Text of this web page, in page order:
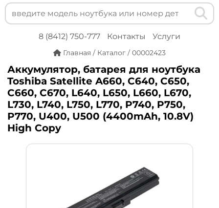
8 (8412) 750-777 Контакты Услуги
Главная / Каталог / 00002423
Аккумулятор, батарея для ноутбука
Toshiba Satellite A660, C640, C650,
C660, C670, L640, L650, L660, L670,
L730, L740, L750, L770, P740, P750,
P770, U400, U500 (4400mAh, 10.8V)
High Copy